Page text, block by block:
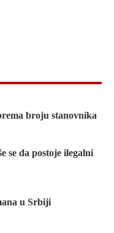
broju stanovnika
se da postoje ilegalni
u Srbiji